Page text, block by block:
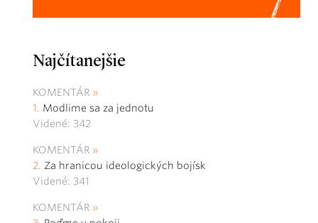
Najčítanejšie
KOMENTÁR
Modlime sa za jednotu
Videné: 342
KOMENTÁR
Za hranicou ideologických bojísk
Videné: 341
KOMENTÁR